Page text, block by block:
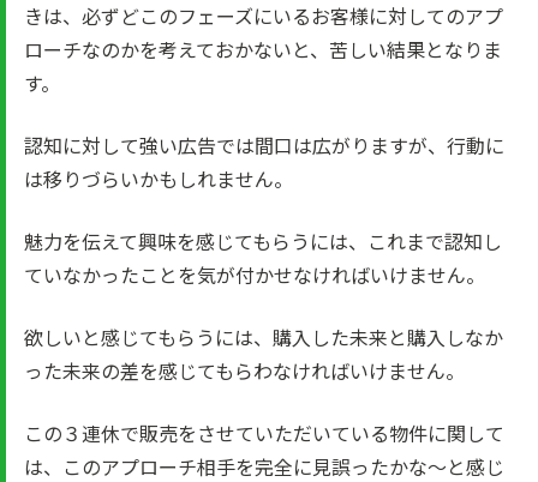
きは、必ずどこのフェーズにいるお客様に対してのアプ
ローチなのかを考えておかないと、苦しい結果となりま
す。
認知に対して強い広告では間口は広がりますが、行動に
は移りづらいかもしれません。
魅力を伝えて興味を感じてもらうには、これまで認知し
ていなかったことを気が付かせなければいけません。
欲しいと感じてもらうには、購入した未来と購入しなか
った未来の差を感じてもらわなければいけません。
この３連休で販売をさせていただいている物件に関して
は、このアプローチ相手を完全に見誤ったかな～と感じ